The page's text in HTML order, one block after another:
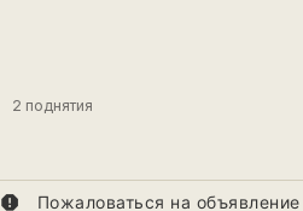
2 поднятия
report Пожаловаться на объявление